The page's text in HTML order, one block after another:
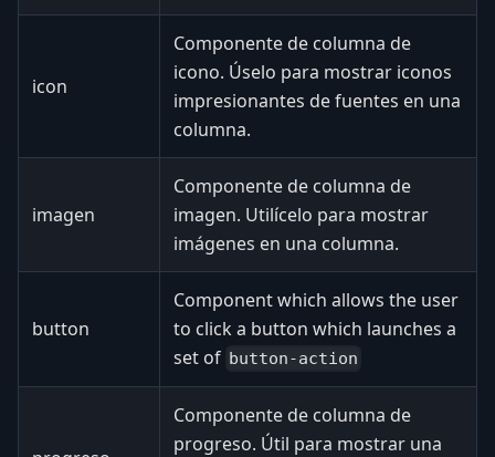
icon
Componente de columna de
icono. Úselo para mostrar iconos
impresionantes de fuentes en una
columna.
imagen
Componente de columna de
imagen. Utilícelo para mostrar
imágenes en una columna.
button
Component which allows the user
to click a button which launches a
set of button-action
Componente de columna de
progreso. Útil para mostrar una